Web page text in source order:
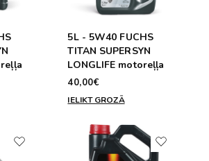
5L - 5W40 FUCHS
TITAN SUPERSYN
LONGLIFE motoreļļa
40,00€
IELIKT GROZĀ